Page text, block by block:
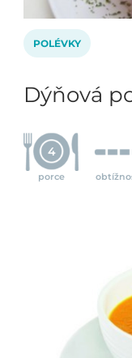
POLÉVKY
Dýňová
4
porce